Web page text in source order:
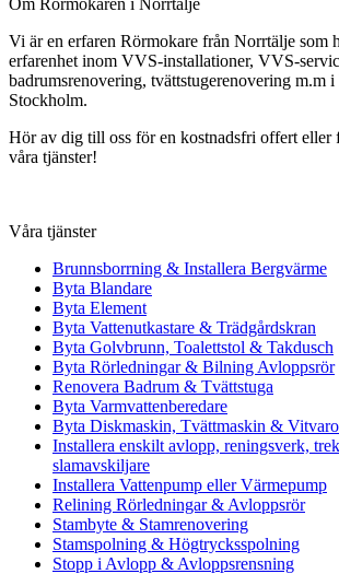
Vi är en erfaren Rörmokare från Norrtälje som
erfarenhet inom VVS-installationer, VVS-
badrumsrenovering, tvättstugerenovering m.m
Stockholm.
Hör av dig till oss för en kostnadsfri offert eller
våra tjänster!
Våra tjänster
Brunnsborrning & Installera Bergvärme
Byta Blandare
Byta Element
Byta Vattenutkastare & Trädgårdskran
Byta Golvbrunn, Toalettstol & Takdusch
Byta Rörledningar & Bilning Avloppsrör
Renovera Badrum & Tvättstuga
Byta Varmvattenberedare
Byta Diskmaskin, Tvättmaskin &
Installera enskilt avlopp, reningsverk,
slamavskiljare
Installera Vattenpump eller Värmepump
Relining Rörledningar & Avloppsrör
Stambyte & Stamrenovering
Stamspolning & Högtrycksspolning
Stopp i Avlopp & Avloppsrensning